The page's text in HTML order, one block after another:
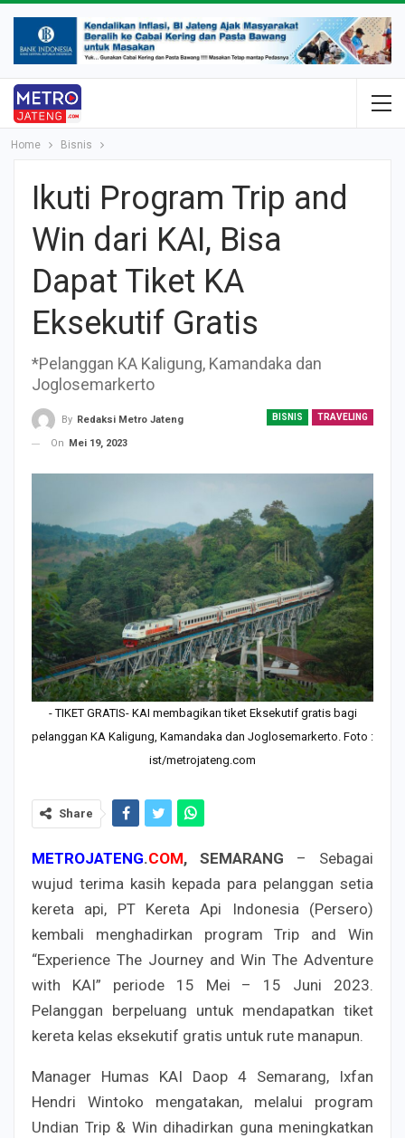
Home Bisnis
Ikuti Program Trip and
Win dari KAI, Bisa
Dapat Tiket KA
Eksekutif Gratis
*Pelanggan KA Kaligung, Kamandaka dan
Joglosemarkerto
BISNIS TRAVELING
By Redaksi Metro Jateng
On
Mei 19, 2023
- TIKET GRATIS- KAI membagikan tiket Eksekutif gratis bagi
pelanggan KA Kaligung, Kamandaka dan Joglosemarkerto. Foto :
ist/metrojateng.com
Share
METROJATENG.COM, SEMARANG – Sebagai
wujud terima kasih kepada para pelanggan setia
kereta api, PT Kereta Api Indonesia (Persero)
kembali menghadirkan program Trip and Win
“Experience The Journey and Win The Adventure
with KAI” periode 15 Mei – 15 Juni 2023.
Pelanggan berpeluang untuk mendapatkan tiket
kereta kelas eksekutif gratis untuk rute manapun.
Manager Humas KAI Daop 4 Semarang, Ixfan
Hendri Wintoko mengatakan, melalui program
Undian Trip & Win dihadirkan guna meningkatkan